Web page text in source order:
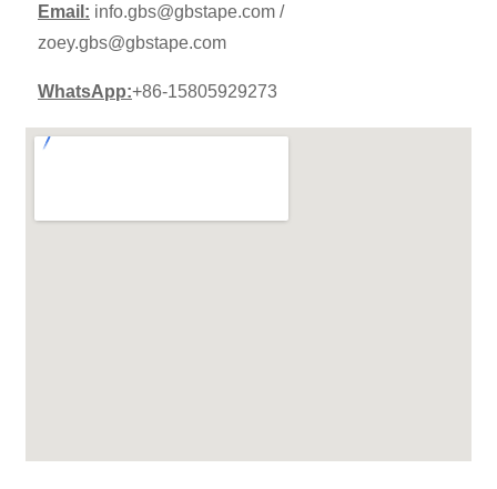
Email: info.gbs@gbstape.com /
zoey.gbs@gbstape.com
WhatsApp:+86-15805929273